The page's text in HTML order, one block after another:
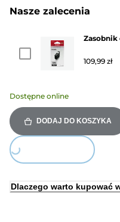
Nasze zalecenia
Zasobnik
109,99 zł
Dostępne online
DODAJ DO KOSZYKA
Dlaczego warto kupować